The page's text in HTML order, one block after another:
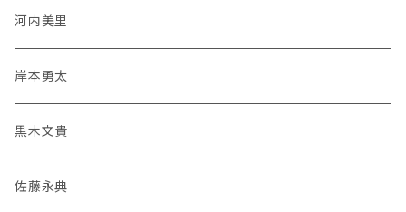
河内美里
岸本勇太
黒木文貴
佐藤永典